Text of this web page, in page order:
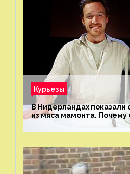
Курьезы
В Нидерландах показали
из мяса мамонта. Почему